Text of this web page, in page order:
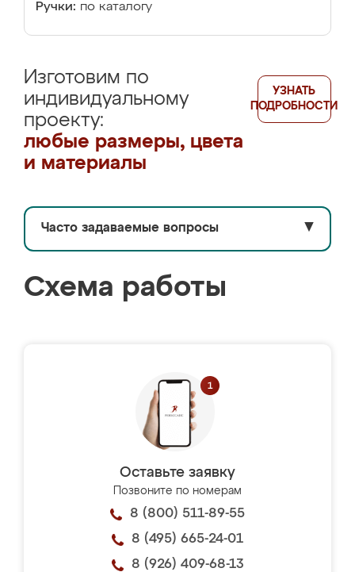
Ручки: по каталогу
Изготовим по
индивидуальному
проекту:
любые размеры, цвета
и материалы
УЗНАТЬ
ПОДРОБНОСТИ
Часто задаваемые вопросы ▼
Схема работы
Оставьте заявку
Позвоните по номерам
8 (800) 511-89-55
8 (495) 665-24-01
8 (926) 409-68-13